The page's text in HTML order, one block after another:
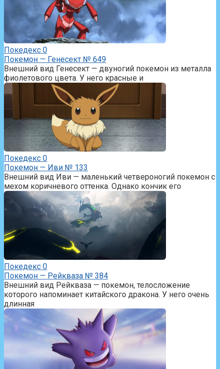
Покедекс 0
Покемон — Генесект № 649
Внешний вид Генесект — двуногий покемон из металла
фиолетового цвета. У него красные и
Покедекс 0
Покемон — Иви № 133
Внешний вид Иви — маленький четвероногий покемон с
мехом коричневого оттенка. Однако кончик его
Покедекс 0
Покемон — Рейкваза № 384
Внешний вид Рейкваза — покемон, телосложение
которого напоминает китайского дракона. У него очень
длинная